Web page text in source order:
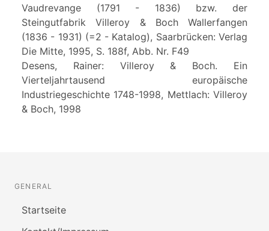
Vaudrevange (1791 - 1836) bzw. der
Steingutfabrik Villeroy & Boch Wallerfangen
(1836 - 1931) (=2 - Katalog), Saarbrücken: Verlag
Die Mitte, 1995, S. 188f, Abb. Nr. F49
Desens, Rainer: Villeroy & Boch. Ein
Vierteljahrtausend europäische
Industriegeschichte 1748-1998, Mettlach: Villeroy
& Boch, 1998
GENERAL
Startseite